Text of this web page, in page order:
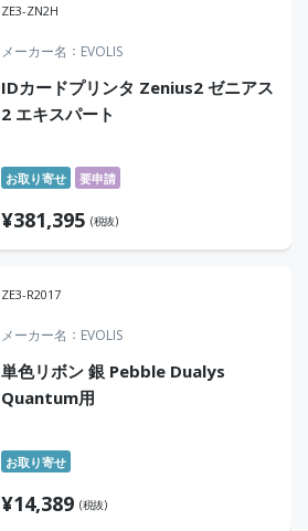
ZE3-ZN2H
メーカー名 EVOLIS
IDカードプリンタ Zenius2 ゼニアス
2 エキスパート
お取り寄せ 要申請
¥381,395 (税抜)
ZE3-R2017
メーカー名 EVOLIS
単色リボン 銀 Pebble Dualys
Quantum用
お取り寄せ
¥14,389 (税抜)